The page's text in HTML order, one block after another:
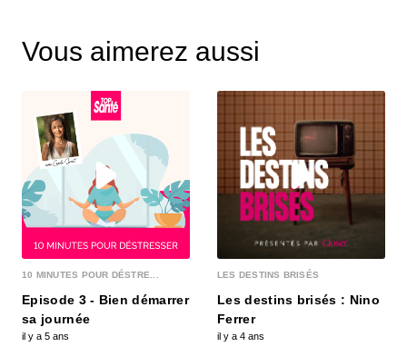
Vous aimerez aussi
10 MINUTES POUR DÉSTRE...
Episode 3 - Bien démarrer
sa journée
il y a 5 ans
LES DESTINS BRISÉS
Les destins brisés : Nino
Ferrer
il y a 4 ans